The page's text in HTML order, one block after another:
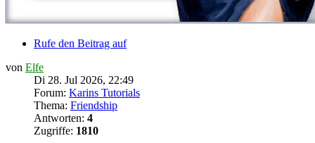
Rufe den Beitrag auf
von Elfe
Di 28. Jul 2026, 22:49
Forum: Karins Tutorials
Thema: Friendship
Antworten: 4
Zugriffe: 1810